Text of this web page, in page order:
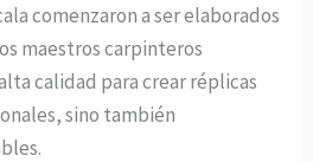
comenzaron a ser elaborados
maestros carpinteros
calidad para crear réplicas
sino también